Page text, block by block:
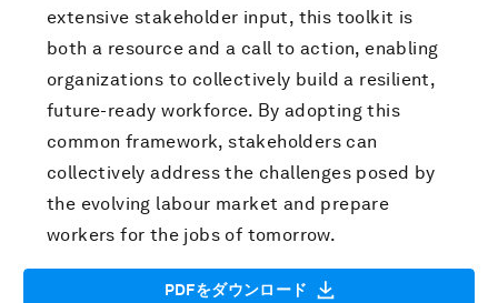
extensive stakeholder input, this toolkit is
both a resource and a call to action, enabling
organizations to collectively build a resilient,
future-ready workforce. By adopting this
common framework, stakeholders can
collectively address the challenges posed by
the evolving labour market and prepare
workers for the jobs of tomorrow.
PDFをダウンロード